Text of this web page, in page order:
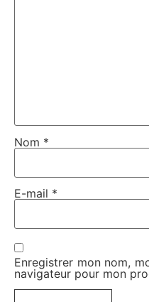
Nom *
E-mail *
Enregistrer mon nom,
navigateur pour mon